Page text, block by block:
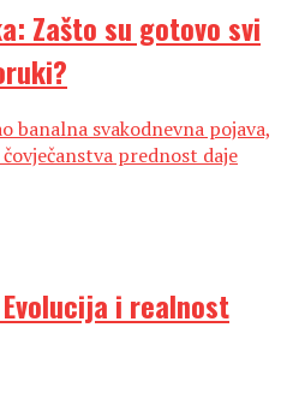
Zašto su gotovo svi
banalna svakodnevna pojava,
prednost daje
i realnost